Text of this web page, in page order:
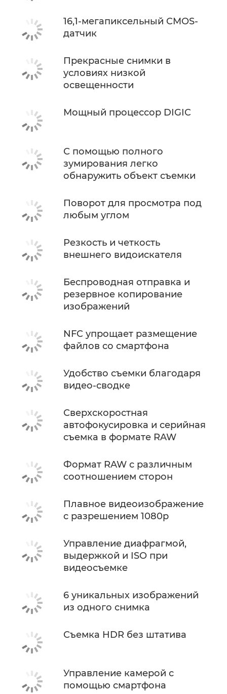
16,1-мегапиксельный CMOS-
датчик
Прекрасные снимки в
условиях низкой
освещенности
Мощный процессор DIGIC
С помощью полного
зумирования легко
обнаружить объект съемки
Поворот для просмотра под
любым углом
Резкость и четкость
внешнего видоискателя
Беспроводная отправка и
резервное копирование
изображений
NFC упрощает размещение
файлов со смартфона
Удобство съемки благодаря
видео-сводке
Сверхскоростная
автофокусировка и серийная
съемка в формате RAW
Формат RAW с различным
соотношением сторон
Плавное видеоизображение
с разрешением 1080p
Управление диафрагмой,
выдержкой и ISO при
видеосъемке
6 уникальных изображений
из одного снимка
Съемка HDR без штатива
Управление камерой с
помощью смартфона